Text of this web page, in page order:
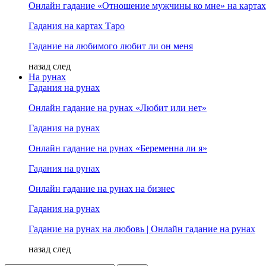
Онлайн гадание «Отношение мужчины ко мне» на
Гадания на картах Таро
Гадание на любимого любит ли он меня
назад след
На рунах
Гадания на рунах
Онлайн гадание на рунах «Любит или нет»
Гадания на рунах
Онлайн гадание на рунах «Беременна ли я»
Гадания на рунах
Онлайн гадание на рунах на бизнес
Гадания на рунах
Гадание на рунах на любовь | Онлайн гадание на рунах
назад след